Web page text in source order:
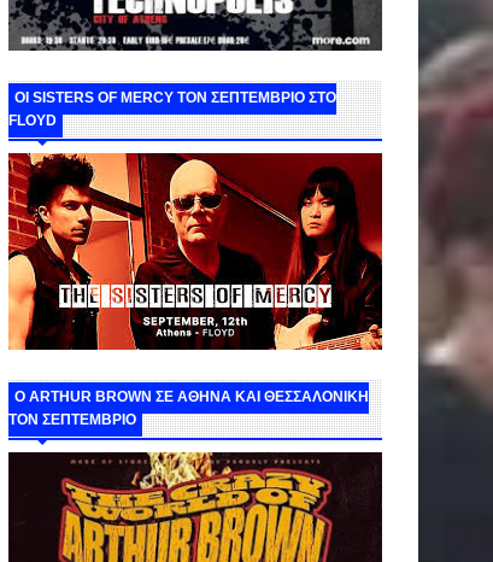
ΟΙ SISTERS OF MERCY ΤΟΝ ΣΕΠΤΕΜΒΡΙΟ ΣΤΟ
FLOYD
O ARTHUR BROWN ΣΕ ΑΘΗΝΑ ΚΑΙ ΘΕΣΣΑΛΟΝΙΚΗ
ΤΟΝ ΣΕΠΤΕΜΒΡΙΟ